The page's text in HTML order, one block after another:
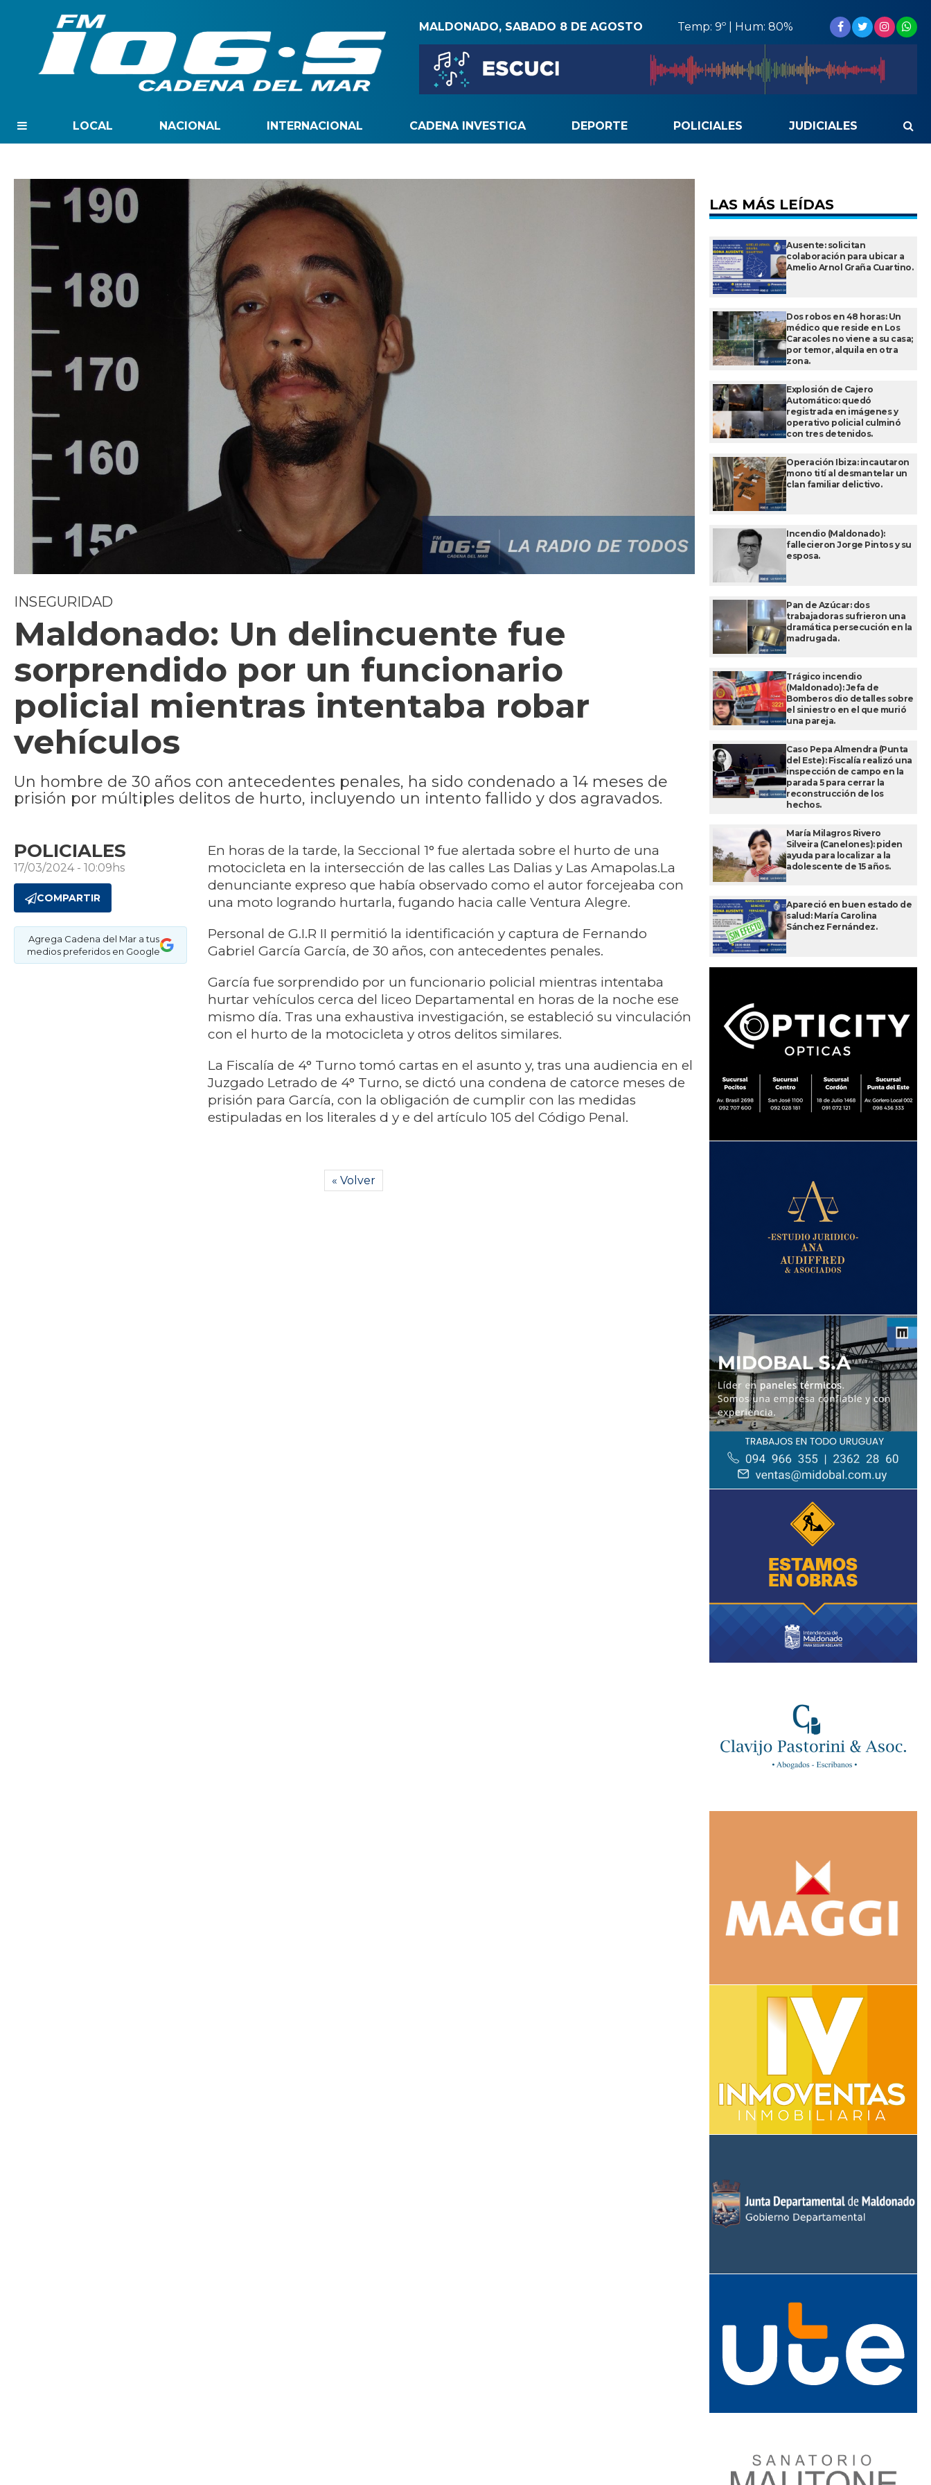
MALDONADO, SABADO 8 DE AGOSTO Temp: 9º | Hum: 80%
LOCAL NACIONAL INTERNACIONAL CADENA INVESTIGA DEPORTE POLICIALES JUDICIALES
INSEGURIDAD
Maldonado: Un delincuente fue
sorprendido por un funcionario
policial mientras intentaba robar
vehículos
Un hombre de 30 años con antecedentes penales, ha sido condenado a 14 meses de
prisión por múltiples delitos de hurto, incluyendo un intento fallido y dos agravados.
POLICIALES
17/03/2024 - 10:09hs
COMPARTIR
Agrega Cadena del Mar a tus
medios preferidos en Google
En horas de la tarde, la Seccional 1° fue alertada sobre el hurto de una
motocicleta en la intersección de las calles Las Dalias y Las Amapolas.La
denunciante expreso que había observado como el autor forcejeaba con
una moto logrando hurtarla, fugando hacia calle Ventura Alegre.
Personal de G.I.R II permitió la identificación y captura de Fernando
Gabriel García García, de 30 años, con antecedentes penales.
García fue sorprendido por un funcionario policial mientras intentaba
hurtar vehículos cerca del liceo Departamental en horas de la noche ese
mismo día. Tras una exhaustiva investigación, se estableció su vinculación
con el hurto de la motocicleta y otros delitos similares.
La Fiscalía de 4° Turno tomó cartas en el asunto y, tras una audiencia en el
Juzgado Letrado de 4° Turno, se dictó una condena de catorce meses de
prisión para García, con la obligación de cumplir con las medidas
estipuladas en los literales d y e del artículo 105 del Código Penal.
« Volver
LAS MÁS LEÍDAS
Ausente: solicitan
colaboración para ubicar a
Amelio Arnol Graña Cuartino.
Dos robos en 48 horas: Un
médico que reside en Los
Caracoles no viene a su casa;
por temor, alquila en otra
zona.
Explosión de Cajero
Automático: quedó
registrada en imágenes y
operativo policial culminó
con tres detenidos.
Operación Ibiza: incautaron
mono tití al desmantelar un
clan familiar delictivo.
Incendio (Maldonado):
fallecieron Jorge Pintos y su
esposa.
Pan de Azúcar: dos
trabajadoras sufrieron una
dramática persecución en la
madrugada.
Trágico incendio
(Maldonado): Jefa de
Bomberos dio detalles sobre
el siniestro en el que murió
una pareja.
Caso Pepa Almendra (Punta
del Este): Fiscalía realizó una
inspección de campo en la
parada 5 para cerrar la
reconstrucción de los
hechos.
María Milagros Rivero
Silveira (Canelones): piden
ayuda para localizar a la
adolescente de 15 años.
Apareció en buen estado de
salud: María Carolina
Sánchez Fernández.